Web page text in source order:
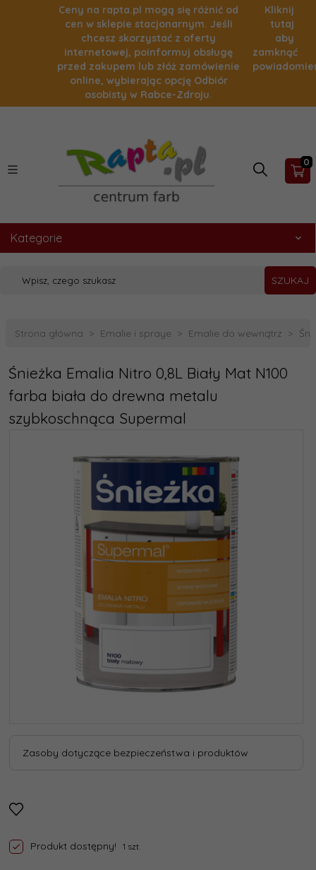
Ceny na rapta.pl mogą się różnić od
cen w sklepie stacjonarnym. Jeśli
chcesz skorzystać z oferty
internetowej, poinformuj obsługę
przed zakupem lub złóż zamówienie
online, wybierając opcję Odbiór
osobisty w Rabce-Zdroju.
Kliknij
tutaj
aby
zamknąć
0
Kategorie
SZUKAJ
Strona główna Emalie i spraye Emalie do wewnątrz
Śnieżka Emalia Nitro 0,8L Biały Mat N100
farba biała do drewna metalu
szybkoschnąca Supermal
Zasoby dotyczące bezpieczeństwa i produktów
Produkt dostępny! 1 szt.